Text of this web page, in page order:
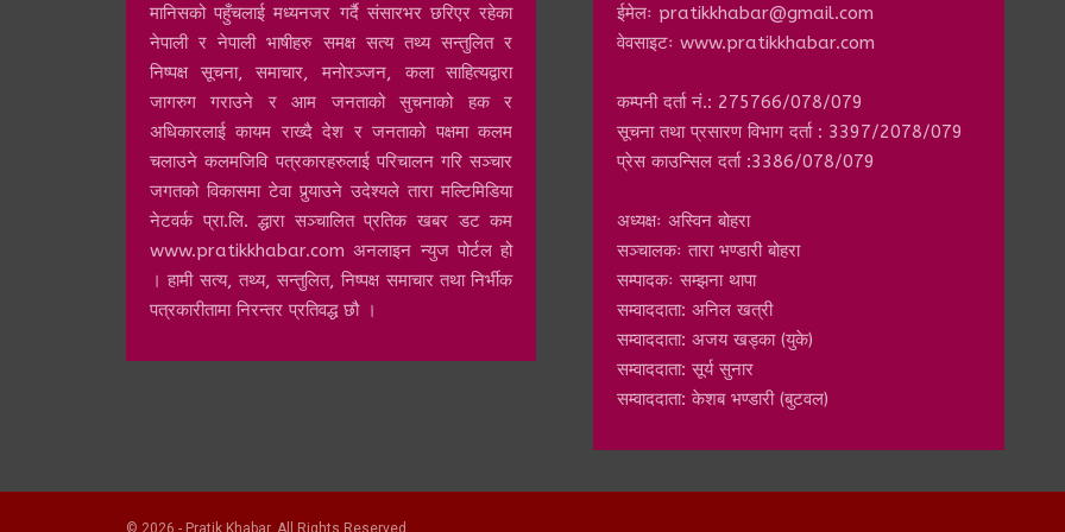
मानिसको पहुँचलाई मध्यनजर गर्दै संसारभर छरिएर रहेका
नेपाली र नेपाली भाषीहरु समक्ष सत्य तथ्य सन्तुलित र
निष्पक्ष सूचना, समाचार, मनोरञ्जन, कला साहित्यद्वारा
जागरुग गराउने र आम जनताको सुचनाको हक र
अधिकारलाई कायम राख्दै देश र जनताको पक्षमा कलम
चलाउने कलमजिवि पत्रकारहरुलाई परिचालन गरि सञ्चार
जगतको विकासमा टेवा पुर्‍याउने उदेश्यले तारा मल्टिमिडिया
नेटवर्क प्रा.लि. द्धारा सञ्चालित प्रतिक खबर डट कम
www.pratikkhabar.com अनलाइन न्युज पोर्टल हो
। हामी सत्य, तथ्य, सन्तुलित, निष्पक्ष समाचार तथा निर्भीक
पत्रकारीतामा निरन्तर प्रतिवद्ध छौ ।
ईमेलः pratikkhabar@gmail.com
वेवसाइटः www.pratikkhabar.com
कम्पनी दर्ता नं.: 275766/078/079
सूचना तथा प्रसारण विभाग दर्ता : 3397/2078/079
प्रेस काउन्सिल दर्ता :3386/078/079
अध्यक्षः अस्विन बोहरा
सञ्चालकः तारा भण्डारी बोहरा
सम्पादकः सम्झना थापा
सम्वाददाता: अनिल खत्री
सम्वाददाता: अजय खड्का (युके)
सम्वाददाता: सूर्य सुनार
सम्वाददाता: केशब भण्डारी (बुटवल)